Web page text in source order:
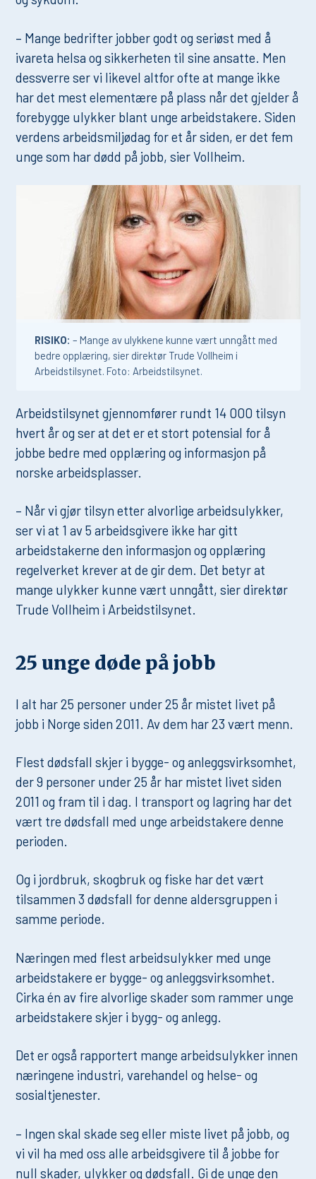
– Mange bedrifter jobber godt og seriøst med å
ivareta helsa og sikkerheten til sine ansatte. Men
dessverre ser vi likevel altfor ofte at mange ikke
har det mest elementære på plass når det gjelder å
forebygge ulykker blant unge arbeidstakere. Siden
verdens arbeidsmiljødag for et år siden, er det fem
unge som har dødd på jobb, sier Vollheim.
RISIKO: – Mange av ulykkene kunne vært unngått med
bedre opplæring, sier direktør Trude Vollheim i
Arbeidstilsynet. Foto: Arbeidstilsynet.
Arbeidstilsynet gjennomfører rundt 14 000 tilsyn
hvert år og ser at det er et stort potensial for å
jobbe bedre med opplæring og informasjon på
norske arbeidsplasser.
– Når vi gjør tilsyn etter alvorlige arbeidsulykker,
ser vi at 1 av 5 arbeidsgivere ikke har gitt
arbeidstakerne den informasjon og opplæring
regelverket krever at de gir dem. Det betyr at
mange ulykker kunne vært unngått, sier direktør
Trude Vollheim i Arbeidstilsynet.
25 unge døde på jobb
I alt har 25 personer under 25 år mistet livet på
jobb i Norge siden 2011. Av dem har 23 vært menn.
Flest dødsfall skjer i bygge- og anleggsvirksomhet,
der 9 personer under 25 år har mistet livet siden
2011 og fram til i dag. I transport og lagring har det
vært tre dødsfall med unge arbeidstakere denne
perioden.
Og i jordbruk, skogbruk og fiske har det vært
tilsammen 3 dødsfall for denne aldersgruppen i
samme periode.
Næringen med flest arbeidsulykker med unge
arbeidstakere er bygge- og anleggsvirksomhet.
Cirka én av fire alvorlige skader som rammer unge
arbeidstakere skjer i bygg- og anlegg.
Det er også rapportert mange arbeidsulykker innen
næringene industri, varehandel og helse- og
sosialtjenester.
– Ingen skal skade seg eller miste livet på jobb, og
vi vil ha med oss alle arbeidsgivere til å jobbe for
null skader, ulykker og dødsfall. Gi de unge den